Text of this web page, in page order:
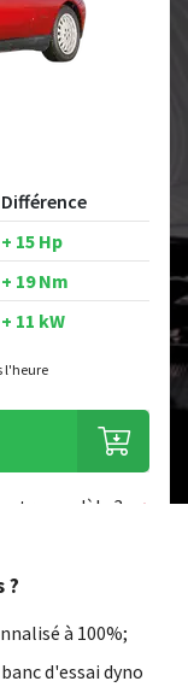
Différence
+ 15 Hp
+ 19 Nm
+ 11 kW
l'heure
modèle ?
?
à 100%;
d'essai dyno